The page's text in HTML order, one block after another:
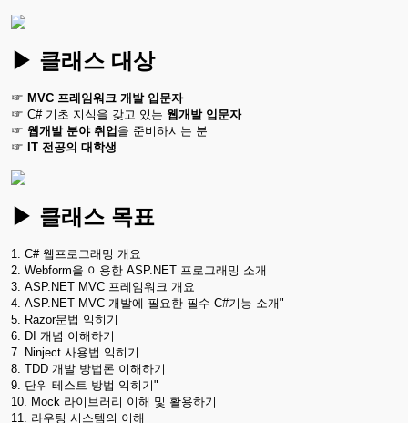
▶ 클래스 대상
☞ MVC 프레임워크 개발 입문자
☞ C# 기초 지식을 갖고 있는 웹개발 입문자
☞ 웹개발 분야 취업 을 준비하시는 분
☞ IT 전공의 대학생
▶ 클래스 목표
1. C# 웹프로그래밍 개요
2. Webform을 이용한 ASP.NET 프로그래밍 소개
3. ASP.NET MVC 프레임워크 개요
4. ASP.NET MVC 개발에 필요한 필수 C#기능 소개"
5. Razor문법 익히기
6. DI 개념 이해하기
7. Ninject 사용법 익히기
8. TDD 개발 방법론 이해하기
9. 단위 테스트 방법 익히기"
10. Mock 라이브러리 이해 및 활용하기
11. 라우팅 시스템의 이해